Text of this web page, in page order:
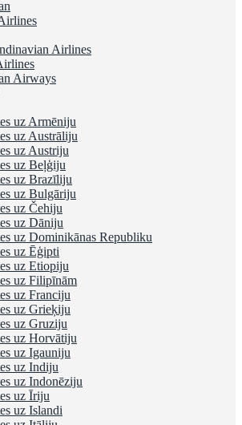
Airlines
Airways
uz Armēniju
uz Austrāliju
uz Austriju
uz Beļģiju
uz Brazīliju
uz Bulgāriju
uz Čehiju
uz Dāniju
uz Dominikānas Republiku
uz Ēģipti
uz Etiopiju
uz Filipīnām
uz Franciju
uz Grieķiju
uz Gruziju
uz Horvātiju
uz Igauniju
uz Indiju
uz Indonēziju
uz Īriju
uz Islandi